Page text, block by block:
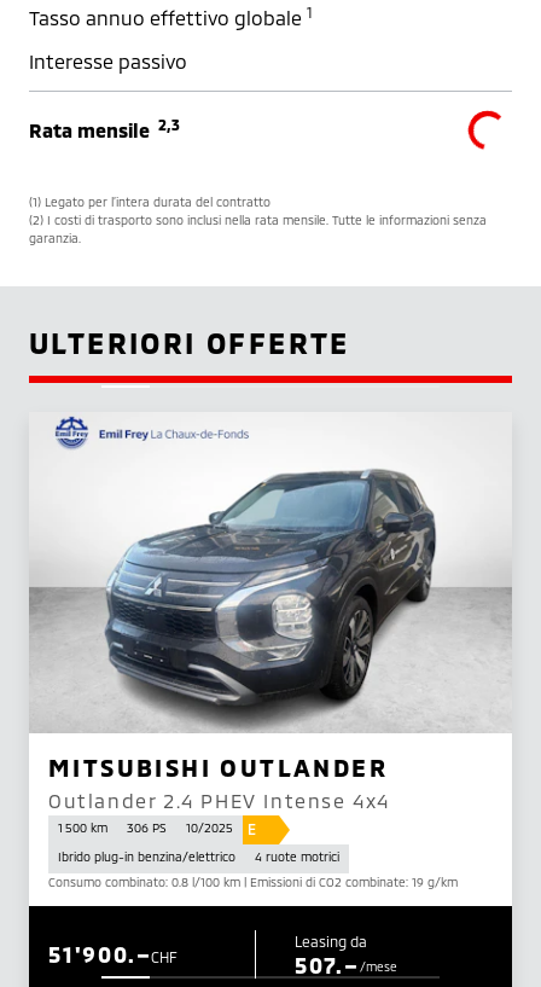
Tasso annuo effettivo globale 1
Interesse passivo
Rata mensile 2,3
(1) Legato per l’intera durata del contratto
(2) I costi di trasporto sono inclusi nella rata mensile. Tutte le informazioni senza
garanzia.
ULTERIORI OFFERTE
MITSUBISHI OUTLANDER
Outlander 2.4 PHEV Intense 4x4
1 500 km 306 PS 10/2025 E
Ibrido plug-in benzina/elettrico
4 ruote motrici
Consumo combinato: 0.8 l/100 km | Emissioni di CO2 combinate: 19 g/km
CHF
51'900.– Leasing da
507.– /mese